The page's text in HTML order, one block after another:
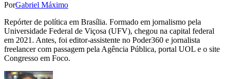
PorGabriel Máximo
Repórter de política em Brasília. Formado em jornalismo pela
Universidade Federal de Viçosa (UFV), chegou na capital federal
em 2021. Antes, foi editor-assistente no Poder360 e jornalista
freelancer com passagem pela Agência Pública, portal UOL e o site
Congresso em Foco.